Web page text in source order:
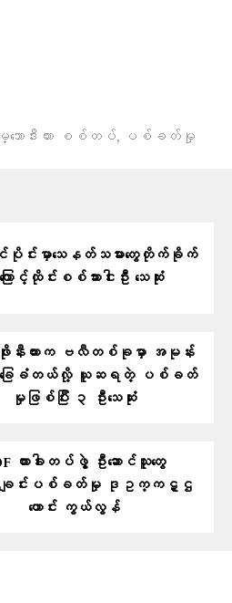
ောဒီးယား စစ်တပ်, ပစ်ခတ်မှု
င်ပိုင်းမှာသေနတ်သမားတွေတိုက်ခိုက်
ြောင့်ထိုင်းစစ်သားငါးဦး သေဆုံး
နီးယားက ဗလီတစ်ခုမှာ အမုန်း
အခြေခံတယ်လို့ ယူဆရတဲ့ ပစ်ခတ်
မှုဖြစ်ပြီး ၃ ဦးသေဆုံး
ဟားခါးတပ်ဖွဲ့ ဦးဆောင်သူတွေ
းချင်းပစ်ခတ်မှု ဒုဥက္ကဋ္ဌ
ဟောင်း ကွယ်လွန်